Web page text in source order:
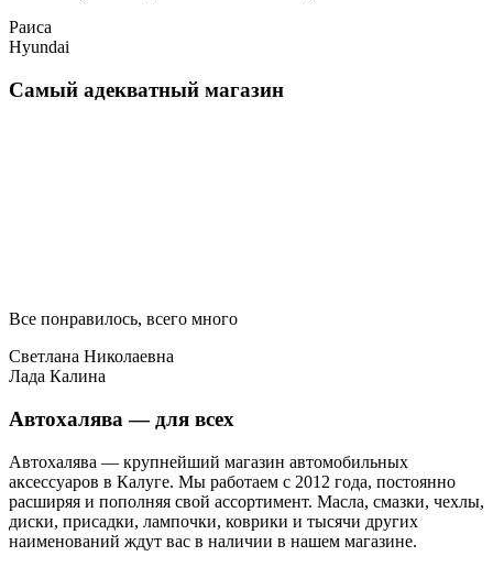
Раиса
Hyundai
Самый адекватный магазин
Все понравилось, всего много
Светлана Николаевна
Лада Калина
Автохалява — для всех
Автохалява — крупнейший магазин автомобильных
аксессуаров в Калуге. Мы работаем с 2012 года, постоянно
расширяя и пополняя свой ассортимент. Масла, смазки, чехлы,
диски, присадки, лампочки, коврики и тысячи других
наименований ждут вас в наличии в нашем магазине.